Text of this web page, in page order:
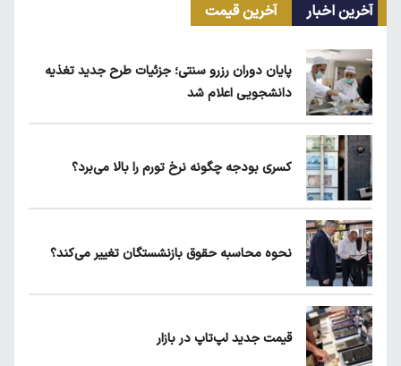
یارانه نقدی و کالابرگ این افراد حذف شد
لبنیات دوباره گران می‌شود؟
آخرین اخبار آخرین قیمت
پایان دوران رزرو سنتی؛ جزئیات طرح جدید تغذیه
دانشجویی اعلام شد
کسری بودجه چگونه نرخ تورم را بالا می‌برد؟
نحوه محاسبه حقوق بازنشستگان تغییر می‌کند؟
قیمت جدید لپ‌تاپ در بازار